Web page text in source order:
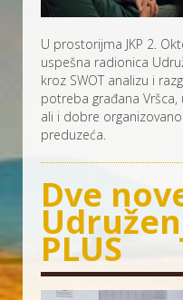
U prostorijma JKP 2.
uspešna radionica
kroz SWOT analizu i
potreba građana
ali i dobre
preduzeća.
Dve
PLUS